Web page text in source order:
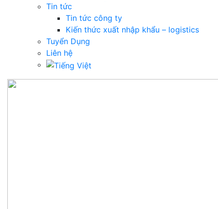
Tin tức
Tin tức công ty
Kiến thức xuất nhập khẩu – logistics
Tuyển Dụng
Liên hệ